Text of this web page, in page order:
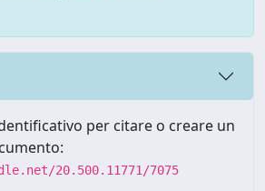
per citare o creare un
20.500.11771/7075